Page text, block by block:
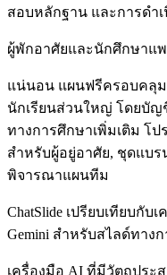
สอบหลักฐาน และการดำ
ผู้พักอาศัยและนักศึกษาแ
แน่นอน แผนฟรีครอบคลุม
นักเรียนส่วนใหญ่ โดยบัญ
ทางการศึกษาเพิ่มเติม โ
สำหรับผู้อยู่อาศัย, ชุดแบ
พิจารณาแผนทีม
ChatSlide เปรียบเทียบกับ
Gemini สำหรับสไลด์ทาง
เครื่องมือ AI ที่มีวัตถุประ